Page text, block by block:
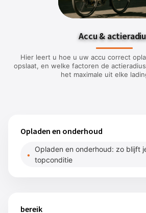
Accu &
Hier leert u hoe u uw accu correct
opslaat, en welke factoren de
het maximale uit elke
Opladen en onderhoud
Opladen en onderhoud: zo blijft
topconditie
bereik